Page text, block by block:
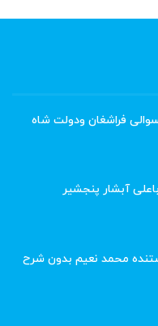
فراشغان ودولت شاه
آبشار پنجشیر
محمد نعیم بدون شرح